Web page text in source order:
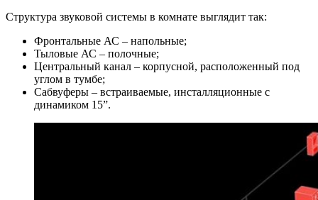
Структура звуковой системы в комнате выглядит так:
Фронтальные АС – напольные;
Тыловые АС – полочные;
Центральный канал – корпусной, расположенный под
углом в тумбе;
Сабвуферы – встраиваемые, инсталляционные с
динамиком 15”.